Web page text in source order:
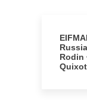
Rodin